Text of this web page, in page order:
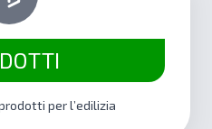
per l’edilizia